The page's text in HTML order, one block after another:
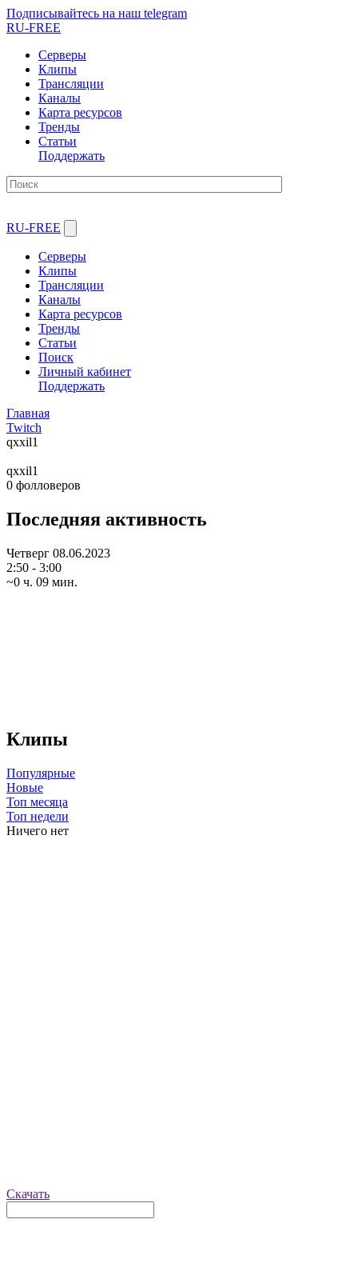
Подписывайтесь на наш telegram
RU-FREE
Серверы
Клипы
Трансляции
Каналы
Карта ресурсов
Тренды
Статьи
Поддержать
RU-FREE
Серверы
Клипы
Трансляции
Каналы
Карта ресурсов
Тренды
Статьи
Поиск
Личный кабинет
Поддержать
Главная
Twitch
qxxil1
qxxil1
0 фолловеров
Последняя активность
Четверг 08.06.2023
2:50 - 3:00
~0 ч. 09 мин.
Клипы
Популярные
Новые
Топ месяца
Топ недели
Ничего нет
Скачать